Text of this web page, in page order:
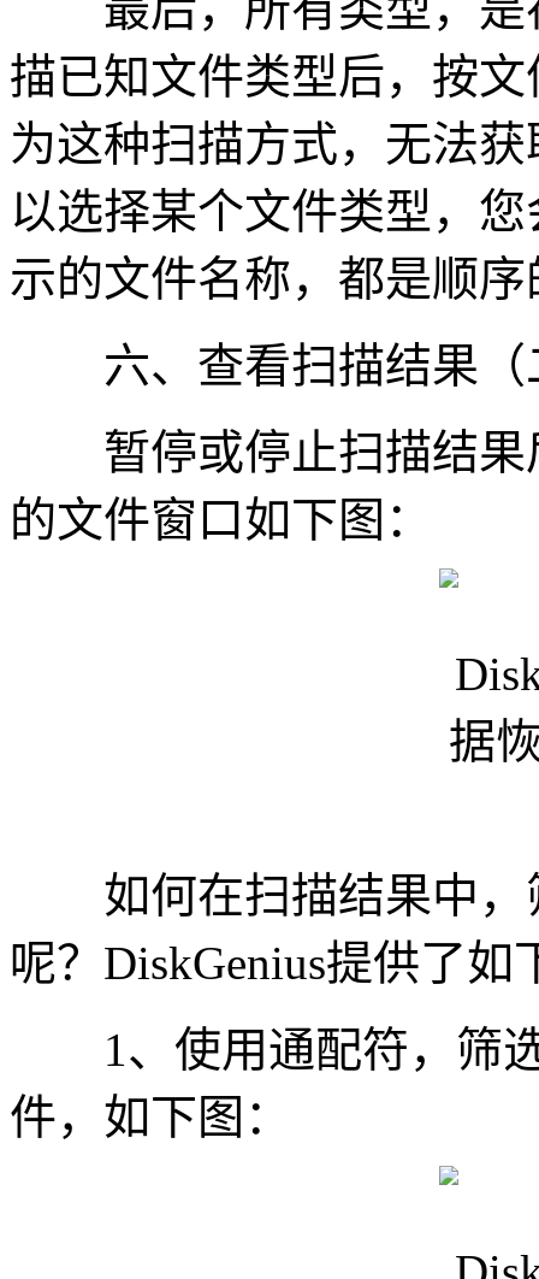
描已知文件类型后，按
为这种扫描方式，无法
以选择某个文件类型，
示的文件名称，都是顺
六、查看扫描结果（
暂停或停止扫描结果
的文件窗口如下图：
如何在扫描结果中，
呢？DiskGenius提供了如
1、使用通配符，筛选
件，如下图：